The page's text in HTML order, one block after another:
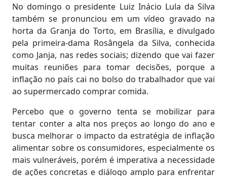
No domingo o presidente Luiz Inácio Lula da Silva
também se pronunciou em um vídeo gravado na
horta da Granja do Torto, em Brasília, e divulgado
pela primeira-dama Rosângela da Silva, conhecida
como Janja, nas redes sociais; dizendo que vai fazer
muitas reuniões para tomar decisões, porque a
inflação no país cai no bolso do trabalhador que vai
ao supermercado comprar comida.
Percebo que o governo tenta se mobilizar para
tentar conter a alta nos preços ao longo do ano e
busca melhorar o impacto da estratégia de inflação
alimentar sobre os consumidores, especialmente os
mais vulneráveis, porém é imperativa a necessidade
de ações concretas e diálogo amplo para enfrentar